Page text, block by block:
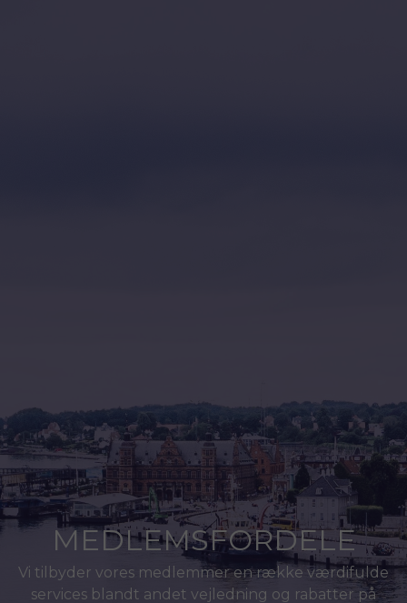
MEDLEMSFORDELE
Vi tilbyder vores medlemmer en række værdifulde
services blandt andet vejledning og rabatter på